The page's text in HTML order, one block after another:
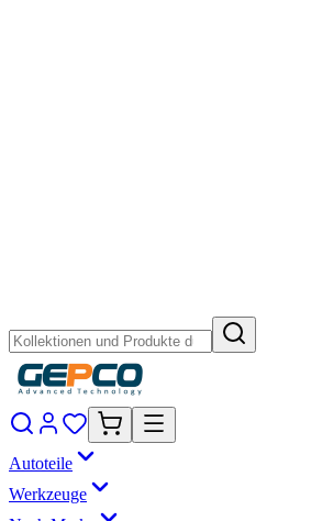
Autoteile
Werkzeuge